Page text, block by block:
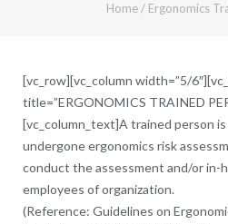
Home/ Ergonomics
[vc_row][vc_column width=”5/
title=”ERGONOMICS TRAINED
[vc_column_text]A trained person
undergone ergonomics risk
conduct the assessment and/or in-
employees of organization.
(Reference: Guidelines on